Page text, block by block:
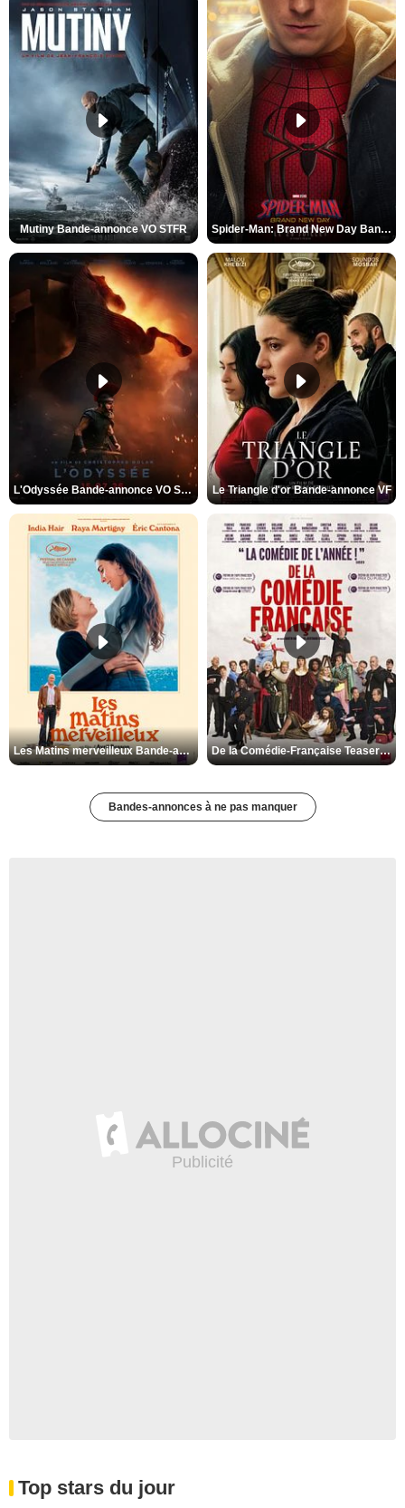
Mutiny Bande-annonce VO STFR Spider-Man: Brand New Day Bande-annonce VO STFR
L'Odyssée Bande-annonce VO STFR Le Triangle d'or Bande-annonce VF
Les Matins merveilleux Bande-annonce VF De la Comédie-Française Teaser VF
Bandes-annonces à ne pas manquer
Top stars du jour